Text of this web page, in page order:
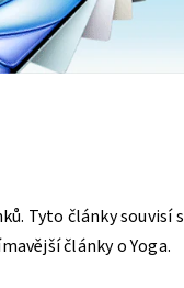
Tyto články souvisí s
články o Yoga.